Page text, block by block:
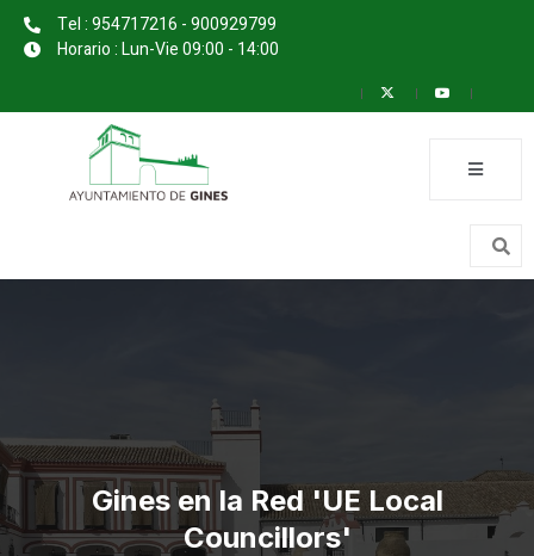
Tel : 954717216 - 900929799
Horario : Lun-Vie 09:00 - 14:00
Gines en la Red 'UE Local
Councillors'